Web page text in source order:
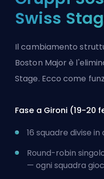
Swiss
Il cambiamento
Boston Major è
Stage. Ecco come
Fase a Gironi (19-20
16 squadre divise
Round-robin
— ogni squadra